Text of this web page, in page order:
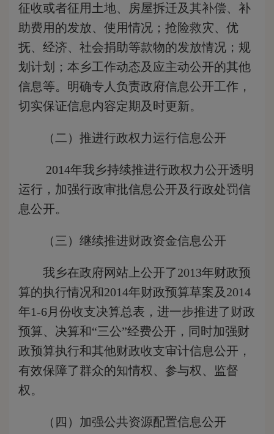
征收或者征用土地、房屋拆迁及其补偿、补
助费用的发放、使用情况；抢险救灾、优
抚、经济、社会捐助等款物的发放情况；规
划计划；本乡工作动态及应主动公开的其他
信息等。明确专人负责政府信息公开工作，
切实保证信息内容定期及时更新。
（二）推进行政权力运行信息公开
2014年我乡持续推进行政权力公开透明
运行，加强行政审批信息公开及行政处罚信
息公开。
（三）继续推进财政资金信息公开
我乡在政府网站上公开了2013年财政预
算的执行情况和2014年财政预算草案及2014
年1-6月份收支决算总表，进一步推进了财政
预算、决算和“三公”经费公开，同时加强财
政预算执行和其他财政收支审计信息公开，
有效保障了群众的知情权、参与权、监督
权。
（四）加强公共资源配置信息公开